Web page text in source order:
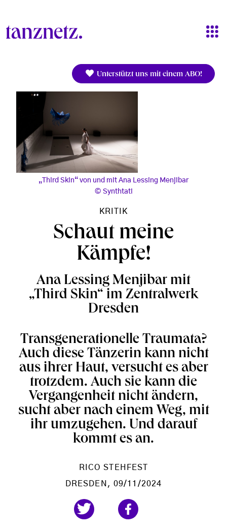
Unterstützt uns mit einem ABO!
„Third Skin“ von und mit Ana Lessing Menjibar
Synthtati
KRITIK
Schaut meine
Kämpfe!
Ana Lessing Menjibar mit
„Third Skin“ im Zentralwerk
Dresden
Transgenerationelle Traumata?
Auch diese Tänzerin kann nicht
aus ihrer Haut, versucht es aber
trotzdem. Auch sie kann die
Vergangenheit nicht ändern,
sucht aber nach einem Weg, mit
ihr umzugehen. Und darauf
kommt es an.
RICO STEHFEST
DRESDEN , 09/11/2024